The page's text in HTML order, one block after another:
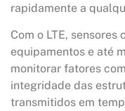
rapidamente a
Com o LTE,
equipamentos e até
monitorar fatores
integridade das
transmitidos em